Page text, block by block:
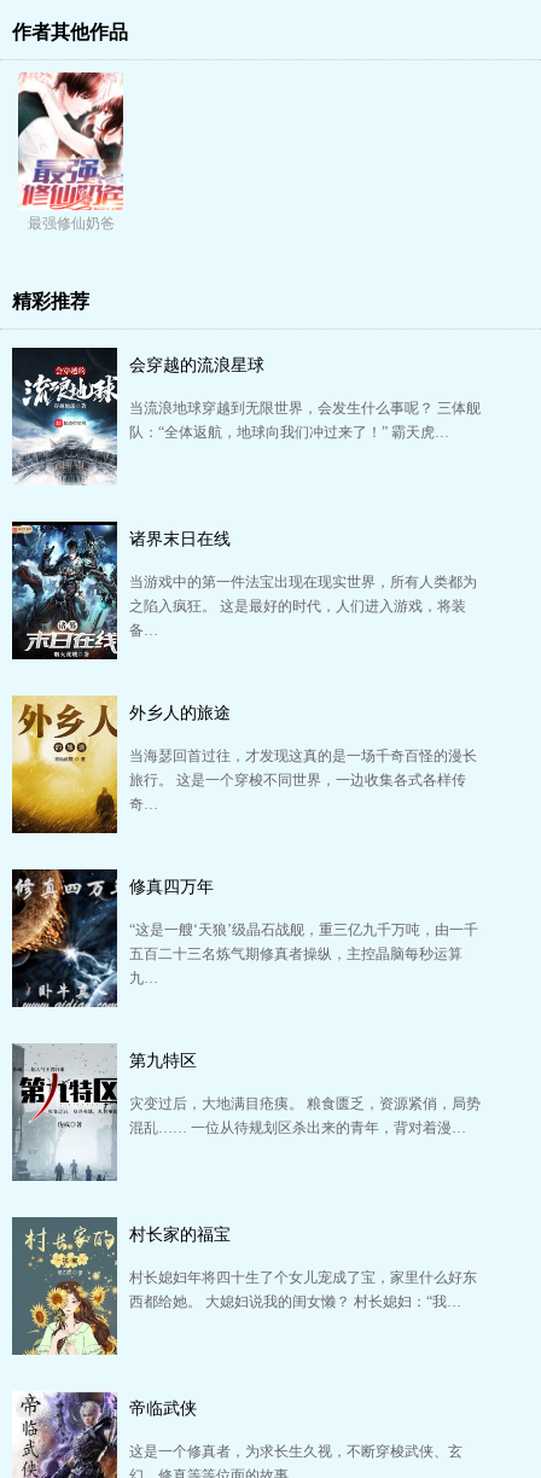
作者其他作品
最强修仙奶爸
精彩推荐
会穿越的流浪星球
当流浪地球穿越到无限世界，会发生什么事呢？ 三体舰
队：“全体返航，地球向我们冲过来了！” 霸天虎…
诸界末日在线
当游戏中的第一件法宝出现在现实世界，所有人类都为
之陷入疯狂。 这是最好的时代，人们进入游戏，将装
备…
外乡人的旅途
当海瑟回首过往，才发现这真的是一场千奇百怪的漫长
旅行。 这是一个穿梭不同世界，一边收集各式各样传
奇…
修真四万年
“这是一艘‘天狼’级晶石战舰，重三亿九千万吨，由一千
五百二十三名炼气期修真者操纵，主控晶脑每秒运算
九…
第九特区
灾变过后，大地满目疮痍。 粮食匮乏，资源紧俏，局势
混乱…… 一位从待规划区杀出来的青年，背对着漫…
村长家的福宝
村长媳妇年将四十生了个女儿宠成了宝，家里什么好东
西都给她。 大媳妇说我的闺女懒？ 村长媳妇：“我…
帝临武侠
这是一个修真者，为求长生久视，不断穿梭武侠、玄